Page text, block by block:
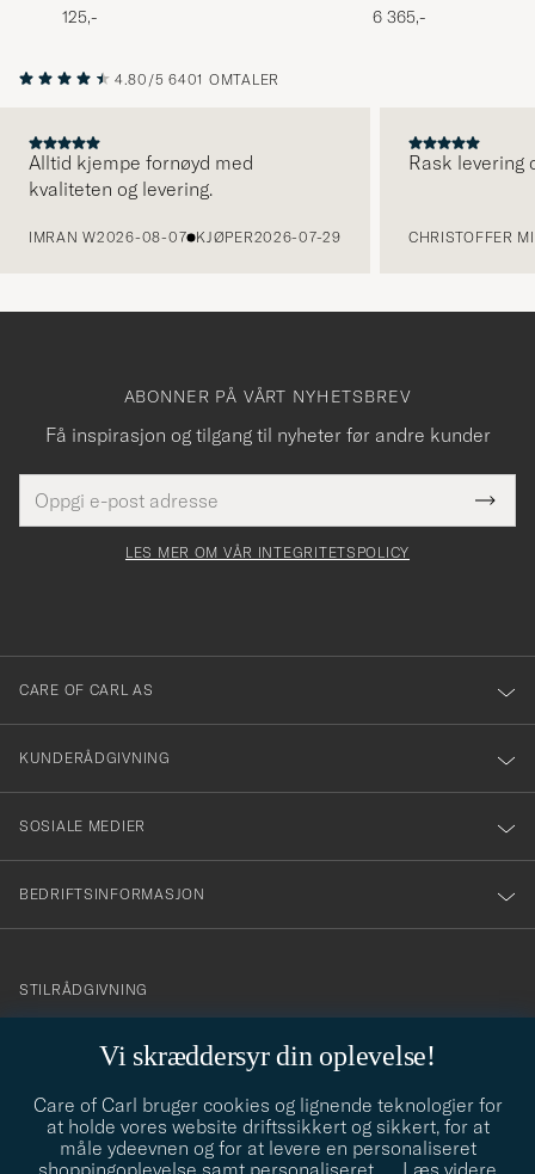
Blue
125,-
Coated Midsize
6 365,-
4.80/5 6401 OMTALER
Alltid kjempe fornøyd med
kvaliteten og levering.
IMRAN W2026-08-07 KJØPER2026-07-29
Rask levering
CHRISTOFFER
Vi skræddersyr din oplevelse!
Care of Carl bruger cookies og lignende teknologier for
at holde vores website driftssikkert og sikkert, for at
måle ydeevnen og for at levere en personaliseret
shoppingoplevelse samt personaliseret
Læs videre
ABONNER PÅ VÅRT NYHETSBREV
Få inspirasjon og tilgang til nyheter før andre kunder
postadresse
felt
Tack
för
dig
till
vårt
nyhetsbrev!
LES MER OM VÅR INTEGRITETSPOLICY
CARE OF CARL AS
KUNDERÅDGIVNING
SOSIALE MEDIER
BEDRIFTSINFORMASJON
info@careofcarl.no
STILRÅDGIVNING
STILRÅDGIVNING